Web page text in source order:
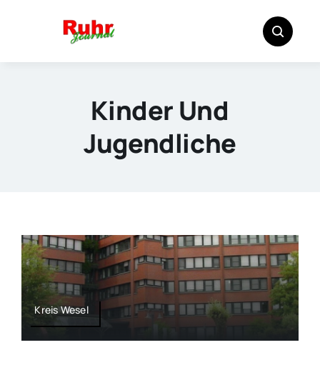
Kinder Und
Jugendliche
Kreis Wesel